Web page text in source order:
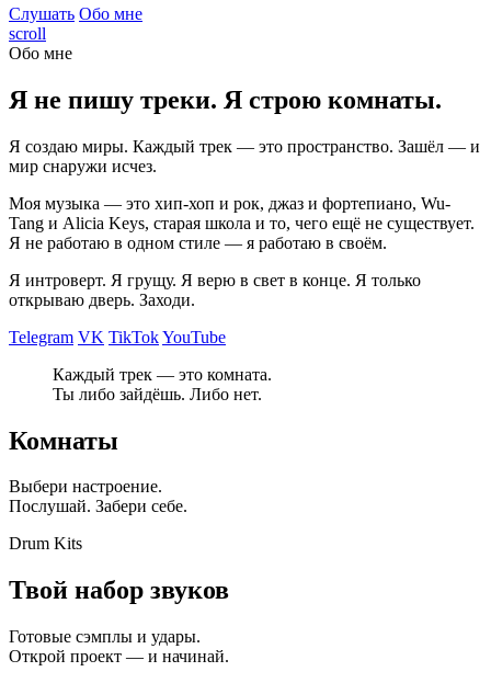
Слушать Обо мне
scroll
Обо мне
Я не пишу треки. Я строю комнаты.
Я создаю миры. Каждый трек — это пространство. Зашёл — и
мир снаружи исчез.
Моя музыка — это хип-хоп и рок, джаз и фортепиано, Wu-
Tang и Alicia Keys, старая школа и то, чего ещё не существует.
Я не работаю в одном стиле — я работаю в своём.
Я интроверт. Я грущу. Я верю в свет в конце. Я только
открываю дверь. Заходи.
Telegram VK TikTokYouTube
Каждый трек — это комната.
Ты либо зайдёшь. Либо нет.
Комнаты
Выбери настроение.
Послушай. Забери себе.
Drum Kits
Твой набор звуков
Готовые сэмплы и удары.
Открой проект — и начинай.